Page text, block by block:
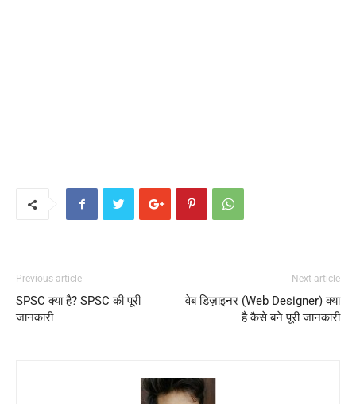
Previous article
SPSC क्या है? SPSC की पूरी
जानकारी
Next article
वेब डिज़ाइनर (Web Designer) क्या
है कैसे बने पूरी जानकारी